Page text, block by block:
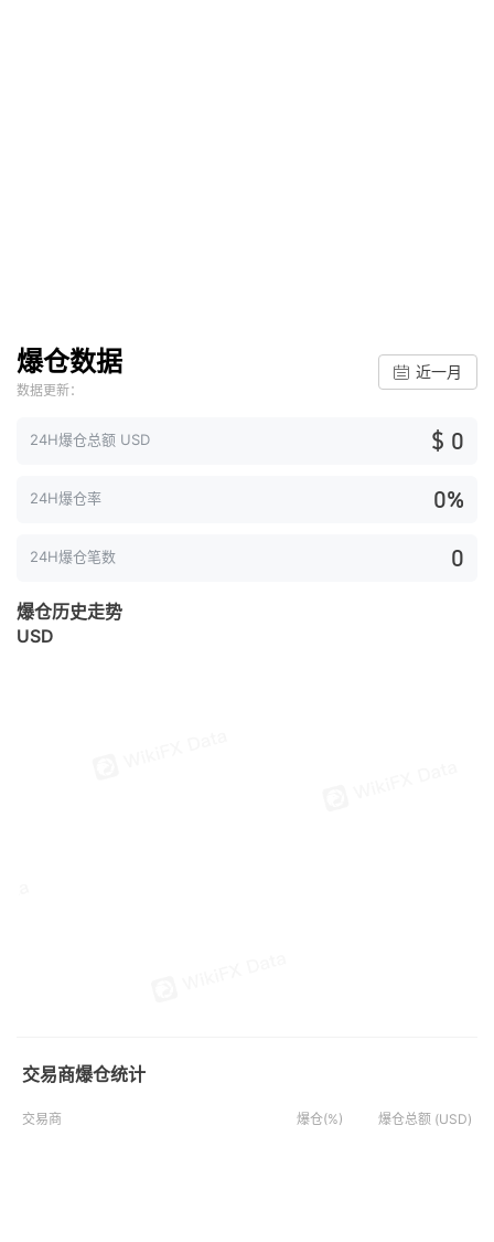
爆仓数据
数据更新：
近一月
24H爆仓总额 USD $ 0
24H爆仓率 0%
24H爆仓笔数 0
爆仓历史走势
USD
交易商爆仓统计
交易商 爆仓(%) 爆仓总额 (USD)